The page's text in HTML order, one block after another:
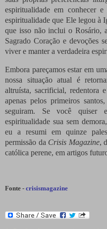
espiritualidade em conhecer
espiritualidade que Ele legou à
que isso não inclui o Rosário,
Sagrado Coração e devoções
viver e manter a verdadeira
Embora pareçamos estar em
nossa situação atual é
altruísta, sacrificial, redentora
apenas pelos primeiros
seguiram. Se você quiser
espiritualidade sua sem
eu a resumi em quinze
permissão da Crisis Magazine,
católica perene, em artigos
Fonte - crisismagazine